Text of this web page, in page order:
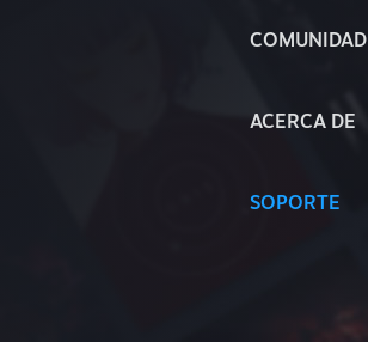
COMUNIDAD
ACERCA DE
SOPORTE